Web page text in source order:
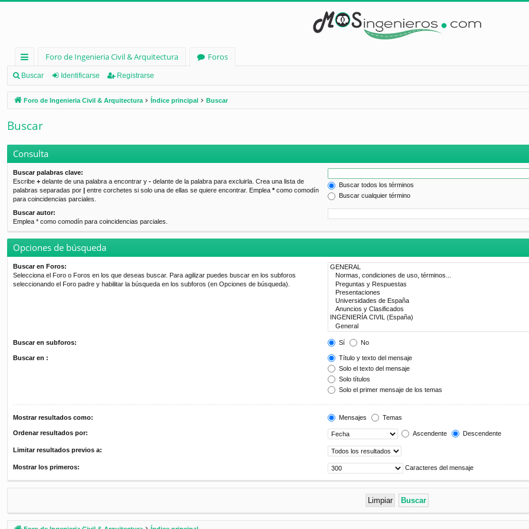
nl
ac
es
rá
pi
d
os
Foro de Ingenieria Civil & Arquitectura
Foros
Buscar Identificarse Registrarse
Foro de Ingenieria Civil & Arquitectura Índice principal Buscar
Buscar
Consulta
Buscar palabras clave:
Escribe + delante de una palabra a encontrar y - delante de la palabra para excluirla. Crea una lista de
palabras separadas por | entre corchetes si solo una de ellas se quiere encontrar. Emplea *como comodín
para coincidencias parciales.
Buscar todos los términos
Buscar cualquier término
Buscar autor:
Emplea * como comodín para coincidencias parciales.
Opciones de búsqueda
Buscar en Foros:
Selecciona el Foro o Foros en los que deseas buscar. Para agilizar puedes buscar en los subforos
seleccionando el Foro padre y habilitar la búsqueda en los subforos (en Opciones de búsqueda).
Buscar en subforos: Sí No
Buscar en :
Título y texto del mensaje
Solo el texto del mensaje
Solo títulos
Solo el primer mensaje de los temas
Mostrar resultados como: Mensajes Temas
Ordenar resultados por: Ascendente Descendente
Limitar resultados previos a:
Mostrar los primeros: Caracteres del mensaje